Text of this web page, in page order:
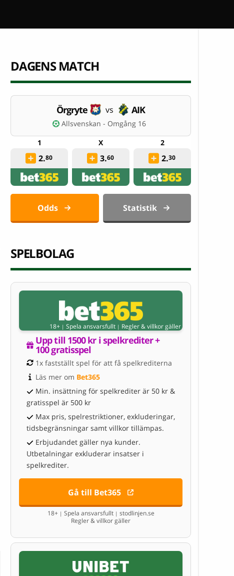
DAGENS MATCH
Örgryte vs AIK
Allsvenskan - Omgång 16
2.80 3.60 2.30
Odds Statistik
SPELBOLAG
18+ | Spela ansvarsfullt | Regler & villkor gäller
Upp till 1500 kr i spelkrediter +
100 gratisspel
1x fastställt spel för att få spelkrediterna
Läs mer om Bet365
Min. insättning för spelkrediter är 50 kr &
gratisspel är 500 kr
Max pris, spelrestriktioner, exkluderingar,
tidsbegränsningar samt villkor tillämpas.
Erbjudandet gäller nya kunder.
Utbetalningar exkluderar insatser i
spelkrediter.
Gå till Bet365
18+ | Spela ansvarsfullt | stodlinjen.se
Regler & villkor gäller